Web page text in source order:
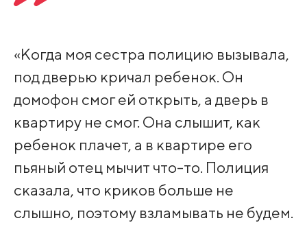
«Когда моя сестра полицию вызывала,
под дверью кричал ребенок. Он
домофон смог ей открыть, а дверь в
квартиру не смог. Она слышит, как
ребенок плачет, а в квартире его
пьяный отец мычит что-то. Полиция
сказала, что криков больше не
слышно, поэтому взламывать не будем.